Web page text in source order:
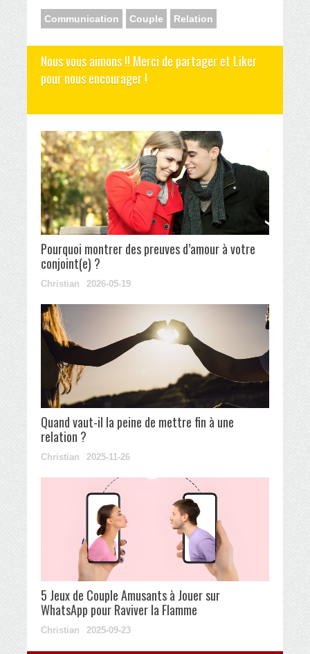
Communication Couple Relation
Nous vous aimons !! Merci de partager et Liker
pour nous encourager !
Pourquoi montrer des preuves d’amour à votre
conjoint(e) ?
Christian 2026-05-19
Quand vaut-il la peine de mettre fin à une
relation ?
Christian 2025-11-26
5 Jeux de Couple Amusants à Jouer sur
WhatsApp pour Raviver la Flamme
Christian 2025-09-23